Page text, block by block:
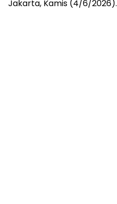
Jakarta, Kamis (4/6/2026).